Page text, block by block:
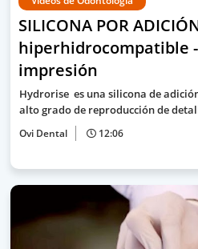
SILICONA POR
hiperhidrocompatible
impresión
Hydrorise es una silicona de
alto grado de reproducción de
Ovi Dental 12:06